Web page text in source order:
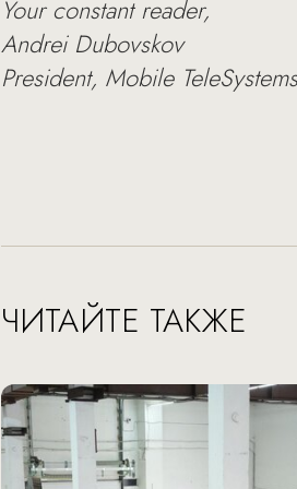
Your constant reader,
Andrei Dubovskov
President, Mobile TeleSystems
ЧИТАЙТЕ ТАКЖЕ